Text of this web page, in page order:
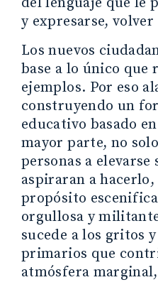
y expresarse,
Los nuevos
base a lo único que
ejemplos. Por eso
construyendo un
educativo basado
mayor parte, no
personas a elevarse
aspiraran a
propósito
orgullosa y
sucede a los gritos
primarios que
atmósfera